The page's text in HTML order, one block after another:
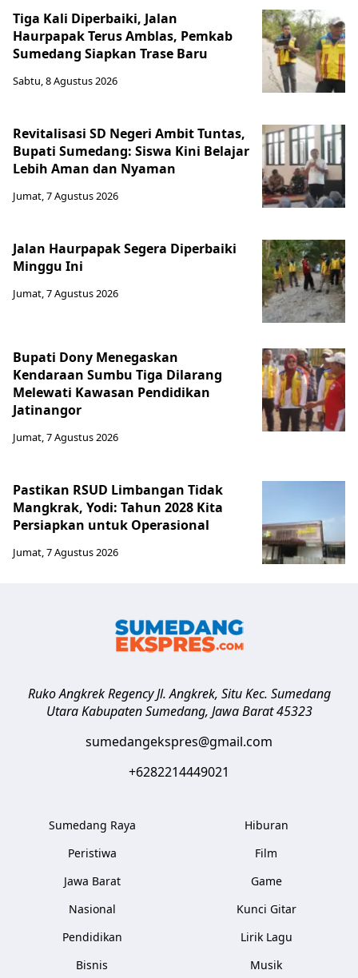
Tiga Kali Diperbaiki, Jalan
Haurpapak Terus Amblas, Pemkab
Sumedang Siapkan Trase Baru
Sabtu, 8 Agustus 2026
Revitalisasi SD Negeri Ambit Tuntas,
Bupati Sumedang: Siswa Kini Belajar
Lebih Aman dan Nyaman
Jumat, 7 Agustus 2026
Jalan Haurpapak Segera Diperbaiki
Minggu Ini
Jumat, 7 Agustus 2026
Bupati Dony Menegaskan
Kendaraan Sumbu Tiga Dilarang
Melewati Kawasan Pendidikan
Jatinangor
Jumat, 7 Agustus 2026
Pastikan RSUD Limbangan Tidak
Mangkrak, Yodi: Tahun 2028 Kita
Persiapkan untuk Operasional
Jumat, 7 Agustus 2026
Ruko Angkrek Regency Jl. Angkrek, Situ Kec. Sumedang
Utara Kabupaten Sumedang, Jawa Barat 45323
sumedangekspres@gmail.com
+6282214449021
Sumedang Raya
Peristiwa
Jawa Barat
Nasional
Pendidikan
Bisnis
Hiburan
Film
Game
Kunci Gitar
Lirik Lagu
Musik